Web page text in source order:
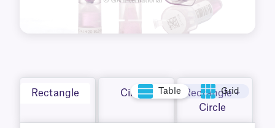
Rectangle Circle
Rectangle +
Circle
Table Grid